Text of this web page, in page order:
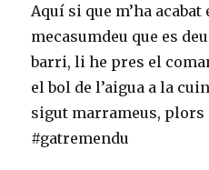
Aquí si que m’ha
mecasumdeu que es
barri, li he pres el
el bol de l’aigua a la
sigut marrameus, plors
#gatremendu